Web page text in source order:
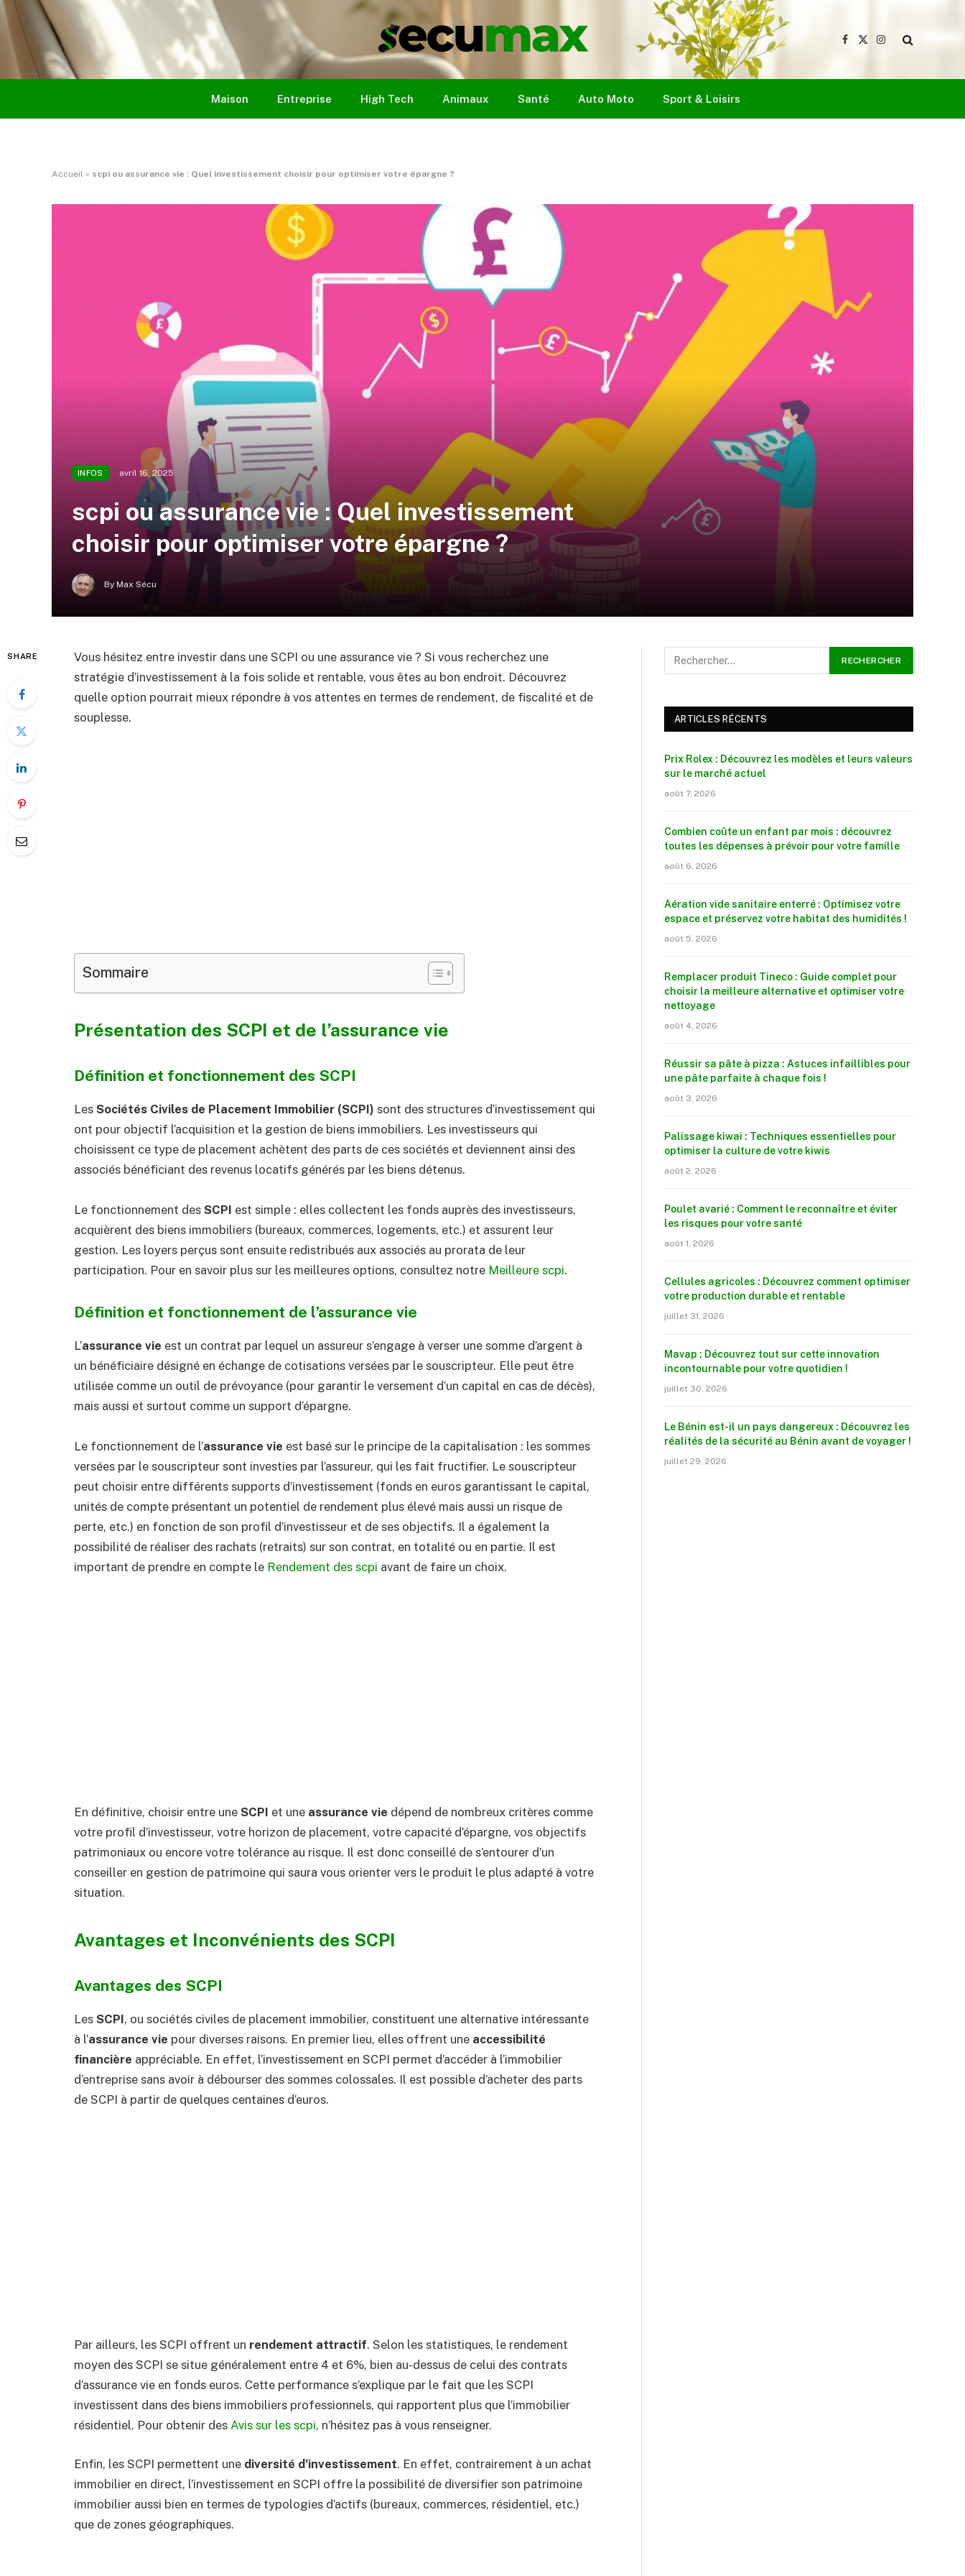
Facebook
X
Instagram
Maison Entreprise High Tech Animaux Santé Auto Moto Sport & Loisirs
Accueil » scpi ou assurance vie : Quel investissement choisir pour optimiser votre épargne ?
INFOS avril 16, 2025
scpi ou assurance vie : Quel investissement
choisir pour optimiser votre épargne ?
By Max Sécu
SHARE
Vous hésitez entre investir dans une SCPI ou une assurance vie ? Si vous recherchez une
stratégie d’investissement à la fois solide et rentable, vous êtes au bon endroit. Découvrez
quelle option pourrait mieux répondre à vos attentes en termes de rendement, de fiscalité et de
souplesse.
Sommaire
Présentation des SCPI et de l’assurance vie
Définition et fonctionnement des SCPI
Les Sociétés Civiles de Placement Immobilier (SCPI) sont des structures d’investissement qui
ont pour objectif l’acquisition et la gestion de biens immobiliers. Les investisseurs qui
choisissent ce type de placement achètent des parts de ces sociétés et deviennent ainsi des
associés bénéficiant des revenus locatifs générés par les biens détenus.
Le fonctionnement des SCPI est simple : elles collectent les fonds auprès des investisseurs,
acquièrent des biens immobiliers (bureaux, commerces, logements, etc.) et assurent leur
gestion. Les loyers perçus sont ensuite redistribués aux associés au prorata de leur
participation. Pour en savoir plus sur les meilleures options, consultez notre Meilleure scpi.
Définition et fonctionnement de l’assurance vie
L’assurance vie est un contrat par lequel un assureur s’engage à verser une somme d’argent à
un bénéficiaire désigné en échange de cotisations versées par le souscripteur. Elle peut être
utilisée comme un outil de prévoyance (pour garantir le versement d’un capital en cas de décès),
mais aussi et surtout comme un support d’épargne.
Le fonctionnement de l’assurance vie est basé sur le principe de la capitalisation : les sommes
versées par le souscripteur sont investies par l’assureur, qui les fait fructifier. Le souscripteur
peut choisir entre différents supports d’investissement (fonds en euros garantissant le capital,
unités de compte présentant un potentiel de rendement plus élevé mais aussi un risque de
perte, etc.) en fonction de son profil d’investisseur et de ses objectifs. Il a également la
possibilité de réaliser des rachats (retraits) sur son contrat, en totalité ou en partie. Il est
important de prendre en compte le Rendement des scpi avant de faire un choix.
En définitive, choisir entre une SCPI et une assurance vie dépend de nombreux critères comme
votre profil d’investisseur, votre horizon de placement, votre capacité d’épargne, vos objectifs
patrimoniaux ou encore votre tolérance au risque. Il est donc conseillé de s’entourer d’un
conseiller en gestion de patrimoine qui saura vous orienter vers le produit le plus adapté à votre
situation.
Avantages et Inconvénients des SCPI
Avantages des SCPI
Les SCPI, ou sociétés civiles de placement immobilier, constituent une alternative intéressante
à l’assurance vie pour diverses raisons. En premier lieu, elles offrent une accessibilité
financière appréciable. En effet, l’investissement en SCPI permet d’accéder à l’immobilier
d’entreprise sans avoir à débourser des sommes colossales. Il est possible d’acheter des parts
de SCPI à partir de quelques centaines d’euros.
Par ailleurs, les SCPI offrent un rendement attractif. Selon les statistiques, le rendement
moyen des SCPI se situe généralement entre 4 et 6%, bien au-dessus de celui des contrats
d’assurance vie en fonds euros. Cette performance s’explique par le fait que les SCPI
investissent dans des biens immobiliers professionnels, qui rapportent plus que l’immobilier
résidentiel. Pour obtenir des Avis sur les scpi, n’hésitez pas à vous renseigner.
Enfin, les SCPI permettent une diversité d’investissement. En effet, contrairement à un achat
immobilier en direct, l’investissement en SCPI offre la possibilité de diversifier son patrimoine
immobilier aussi bien en termes de typologies d’actifs (bureaux, commerces, résidentiel, etc.)
que de zones géographiques.
ARTICLES RÉCENTS
Prix Rolex : Découvrez les modèles et leurs valeurs
sur le marché actuel
août 7, 2026
Combien coûte un enfant par mois : découvrez
toutes les dépenses à prévoir pour votre famille
août 6, 2026
Aération vide sanitaire enterré : Optimisez votre
espace et préservez votre habitat des humidités !
août 5, 2026
Remplacer produit Tineco : Guide complet pour
choisir la meilleure alternative et optimiser votre
nettoyage
août 4, 2026
Réussir sa pâte à pizza : Astuces infaillibles pour
une pâte parfaite à chaque fois !
août 3, 2026
Palissage kiwai : Techniques essentielles pour
optimiser la culture de votre kiwis
août 2, 2026
Poulet avarié : Comment le reconnaître et éviter
les risques pour votre santé
août 1, 2026
Cellules agricoles : Découvrez comment optimiser
votre production durable et rentable
juillet 31, 2026
Mavap : Découvrez tout sur cette innovation
incontournable pour votre quotidien !
juillet 30, 2026
Le Bénin est-il un pays dangereux : Découvrez les
réalités de la sécurité au Bénin avant de voyager !
juillet 29, 2026